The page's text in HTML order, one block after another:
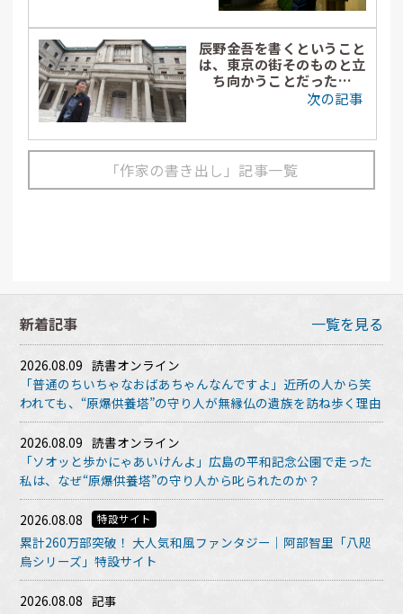
辰野金吾を書くということ
は、東京の街そのものと立
ち向かうことだった（前
篇）
次の記事
「作家の書き出し」記事一覧
新着記事 一覧を見る
2026.08.09 読書オンライン
「普通のちいちゃなおばあちゃんなんですよ」近所の人から笑
われても、“原爆供養塔”の守り人が無縁仏の遺族を訪ね歩く理由
2026.08.09 読書オンライン
「ソオッと歩かにゃあいけんよ」広島の平和記念公園で走った
私は、なぜ“原爆供養塔”の守り人から叱られたのか？
2026.08.08 特設サイト
累計260万部突破！ 大人気和風ファンタジー｜阿部智里「八咫
烏シリーズ」特設サイト
2026.08.08 記事